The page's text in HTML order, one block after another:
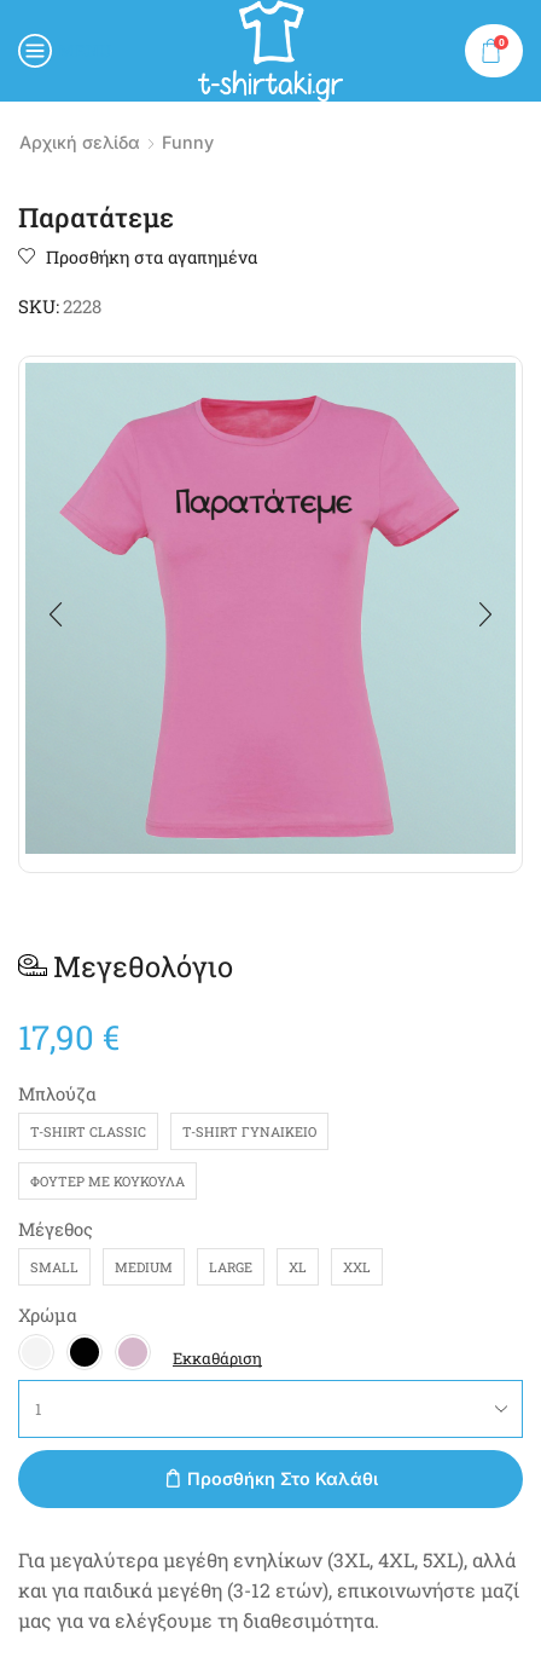
0
Αρχική σελίδα Funny
Παρατάτεμε
Προσθήκη στα αγαπημένα
SKU:2228
Μεγεθολόγιο
17,90 €
Μπλούζα
T-SHIRT CLASSIC T-SHIRT ΓΥΝΑΙΚΕΊΟ
ΦΟΎΤΕΡ ΜΕ ΚΟΥΚΟΎΛΑ
Μέγεθος
SMALL MEDIUM LARGE XL XXL
Χρώμα
Εκκαθάριση
Προσθήκη Στο Καλάθι
Για μεγαλύτερα μεγέθη ενηλίκων (3XL, 4XL, 5XL), αλλά
και για παιδικά μεγέθη (3-12 ετών), επικοινωνήστε μαζί
μας για να ελέγξουμε τη διαθεσιμότητα.